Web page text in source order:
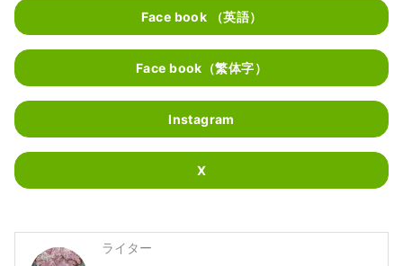
Face book （英語）
Face book（繁体字）
Instagram
X
ライター